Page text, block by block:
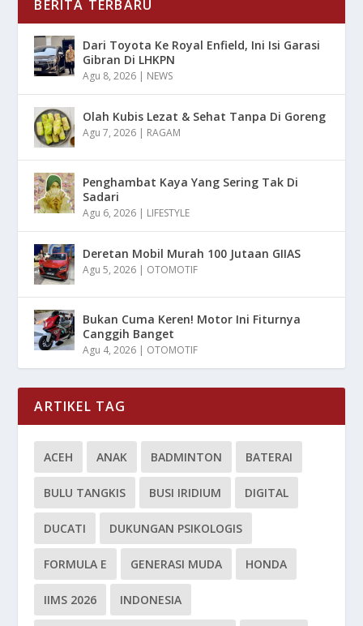
BERITA TERBARU
Dari Toyota Ke Royal Enfield, Ini Isi Garasi
Gibran Di LHKPN
Agu 8, 2026 | NEWS
Olah Kubis Lezat & Sehat Tanpa Di Goreng
Agu 7, 2026 | RAGAM
Penghambat Kaya Yang Sering Tak Di
Sadari
Agu 6, 2026 | LIFESTYLE
Deretan Mobil Murah 100 Jutaan GIIAS
Agu 5, 2026 | OTOMOTIF
Bukan Cuma Keren! Motor Ini Fiturnya
Canggih Banget
Agu 4, 2026 | OTOMOTIF
ARTIKEL TAG
ACEH ANAK BADMINTON BATERAI
BULU TANGKIS BUSI IRIDIUM DIGITAL
DUCATI DUKUNGAN PSIKOLOGIS
FORMULA E GENERASI MUDA HONDA
IIMS 2026 INDONESIA